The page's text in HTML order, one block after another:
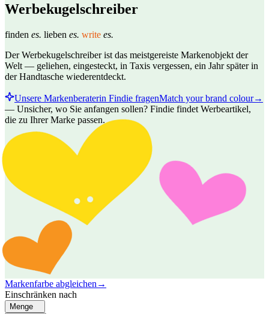
Werbekugelschreiber
finden es. lieben es. write es.
Der Werbekugelschreiber ist das meistgereiste Markenobjekt der
Welt — geliehen, eingesteckt, in Taxis vergessen, ein Jahr später in
der Handtasche wiederentdeckt.
Unsere Markenberaterin Findie fragenMatch your brand colour→
— Unsicher, wo Sie anfangen sollen? Findie findet Werbeartikel,
die zu Ihrer Marke passen.
Markenfarbe abgleichen →
Einschränken nach
Menge